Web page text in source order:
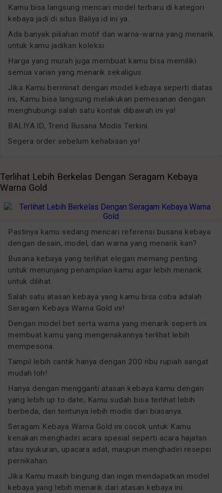
Kamu bisa langsung mencari model terbaru di kategori
kebaya jadi di situs Baliya.id ini ya.
Ada banyak piliahan motif dan warna-warna yang menarik
untuk kamu jadikan koleksi.
Harga yang murah juga membuat kamu bisa memiliki
semua varian yang menarik sekaligus.
Jika Kamu berminat dengan model kebaya seperti diatas
ini, Kamu bisa langsung melakukan pemesanan dengan
menghubungi salah satu kontak dibawah ini ya!
BALIYA.ID, Trend Busana Modis Terkini.
Segera order sebelum kehabisan ya!
Terlihat Lebih Berkelas Dengan Seragam Kebaya
Warna Gold
Pastinya kamu sedang mencari referensi busana kebaya
dengan desain, model, dan warna yang menarik kan?
Busana kebaya yang terlihat elegan memang penting
untuk menunjang penampilan kamu agar lebih menarik
untuk dilihat.
Salah satu atasan kebaya yang kamu bisa coba adalah
Seragam Kebaya Warna Gold ini!
Dengan model bet serta warna yang menarik seperti ini
membuat kamu yang mengenakannya terlihat lebih
mempesona.
Tampil lebih cantik hanya dengan 200 ribu rupiah sangat
mudah loh!
Hanya dengan mengganti atasan kebaya kamu dengan
yang lebih up to date, Kamu sudah bisa terlihat lebih
berbeda, dan tentunya lebih modis dari biasanya.
Seragam Kebaya Warna Gold ini cocok untuk Kamu
kenakan menghadiri acara spesial seperti acara hajatan
atau syukuran, upacara adat, maupun menghadiri resepsi
pernikahan.
Jika Kamu masih bingung dan ingin mendapatkan model
kebaya yang lebih menarik dari atasan kebaya ini.